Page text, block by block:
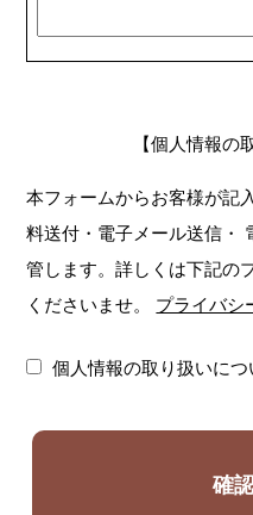
【個人情報の
本フォームからお客様が記
料送付・電子メール送信・
管します。詳しくは下記の
くださいませ。
プライバシ
個人情報の取り扱いにつ